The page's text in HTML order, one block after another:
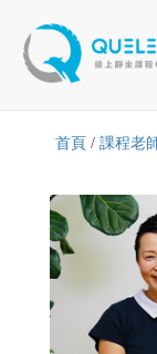
首頁 / 課程老